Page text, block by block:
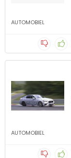
AUTOMOBIEL
AUTOMOBIEL